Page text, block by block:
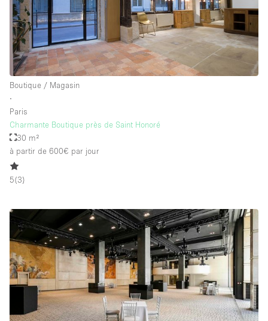
Boutique / Magasin
∙
Paris
Charmante Boutique près de Saint Honoré
30 m²
à partir de 600€ par jour
5(3)